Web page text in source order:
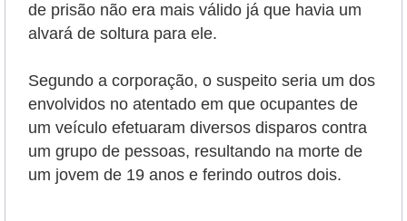
de prisão não era mais válido já que havia um
alvará de soltura para ele.
Segundo a corporação, o suspeito seria um dos
envolvidos no atentado em que ocupantes de
um veículo efetuaram diversos disparos contra
um grupo de pessoas, resultando na morte de
um jovem de 19 anos e ferindo outros dois.